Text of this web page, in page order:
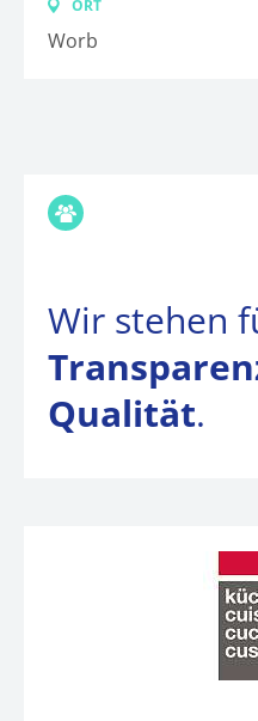
ORT
Worb
Wir stehen
Qualität.